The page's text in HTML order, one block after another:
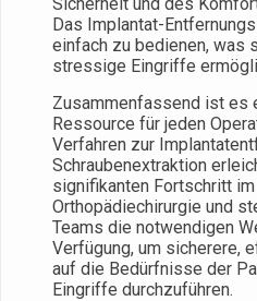
Das Implantat-
einfach zu bedienen, was
stressige Eingriffe
Zusammenfassend ist es
Ressource für jeden
Verfahren zur
Schraubenextraktion
signifikanten Fortschritt
Orthopädiechirurgie und
Teams die notwendigen
Verfügung, um sicherere,
auf die Bedürfnisse der
Eingriffe durchzuführen.